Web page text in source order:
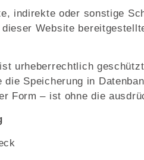
indirekte oder sonstige
Website
urheberrechtlich
die Speicherung in
Form – ist ohne die